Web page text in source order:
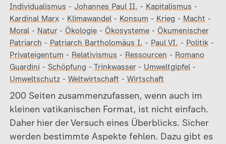
Individualismus - Johannes Paul II. - Kapitalismus -
Kardinal Marx- Klimawandel- Konsum - Krieg - Macht -
Moral- Natur- Ökologie- Ökosysteme- Ökumenischer
Patriarch - Patriarch Bartholomäus I. - Paul VI. - Politik-
Privateigentum - Relativismus - Ressourcen - Romano
Guardini - Schöpfung - Trinkwasser- Umweltgipfel-
Umweltschutz- Weltwirtschaft - Wirtschaft
200 Seiten zusammenzufassen, wenn auch im
kleinen vatikanischen Format, ist nicht einfach.
Daher hier der Versuch eines Überblicks. Sicher
werden bestimmte Aspekte fehlen. Dazu gibt es